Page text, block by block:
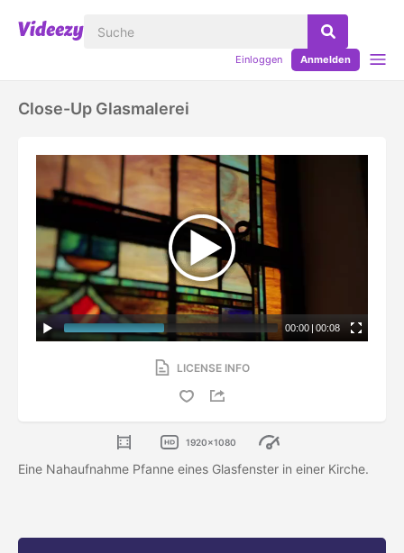
Einloggen Anmelden
Close-Up Glasmalerei
00:00 | 00:08
LICENSE INFO
1920x1080
Eine Nahaufnahme Pfanne eines Glasfenster in einer Kirche.